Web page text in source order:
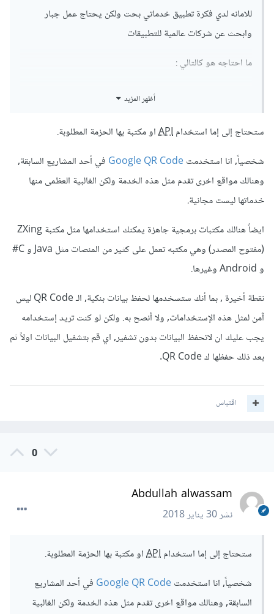
للامانه لدي فكرة تطبيق خدماتي بحت ولكن يحتاج عمل جبار
وابحث عن شركات عالمية للتطبيقات
ما احتاجه هو كالتالي :
يقوم العميل بتسجيل بياناته الشخصية ليتولد له حساب بنكي
معلوماته على شكل باركود QRcode ويقوم بتحويل الاموال
لحسابه او لمحفظته
هذا الجزء الكبير من الامر
أظهر المزيد
ستحتاج إلى إما استخدامAPIاو مكتبة بها الحزمة المطلوبة.
شخصياً, انا استخدمتGoogle QR Codeفي أحد المشاريع السابقة,
وهنالك مواقع اخرى تقدم مثل هذه الخدمة ولكن الغالبية العظمى منها
خدماتها ليست مجانية.
ايضاً هنالك مكتبات برمجية جاهزة يمكنك استخدامها مثل مكتبة ZXing
(مفتوح المصدر) وهي مكتبه تعمل على كثير من المنصات مثل Java و C#
و Android وغيرها.
نقطة أخيرة , بما أنك ستسخدمها لحفظ بيانات بنكية, الـ QR Code ليس
آمن لمثل هذه الإستخدامات, ولا أنصح به. ولكن لو كنت تريد إستخدامه
يجب عليك ان لاتحفظ البيانات بدون تشفير, اي قم بتشفيل البيانات اولاً ثم
بعد ذلك حفظها ك QR Code.
اقتباس
0
Abdullah alwassam
نشر30 يناير 2018
ستحتاج إلى إما استخدامAPIاو مكتبة بها الحزمة المطلوبة.
شخصياً, انا استخدمتGoogle QR Codeفي أحد المشاريع
السابقة, وهنالك مواقع اخرى تقدم مثل هذه الخدمة ولكن الغالبية